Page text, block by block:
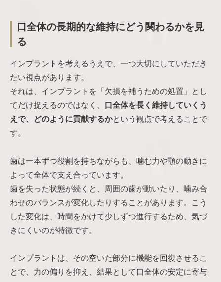
口全体の長期的な維持にどう関わるかを見
る
インプラントを考えるうえで、一つ大切にしていただき
たい視点があります。
それは、インプラントを「欠損を補うための処置」とし
てだけ捉えるのではなく、
口全体を長く維持していくう
えで、どのように貢献するかという観点で考えることで
す。
歯は一本ずつ役割を持ちながらも、噛む力や顎の動きに
よって全体で支え合っています。
歯を失った状態が続くと、周囲の歯が動いたり、噛み合
わせのバランスが変化したりすることがあります。こう
した変化は、時間をかけて少しずつ進行するため、気づ
きにくいのが特徴です。
インプラントは、その空いた部分に機能を回復させるこ
とで、力の偏りを抑え、結果として口全体の安定に寄与